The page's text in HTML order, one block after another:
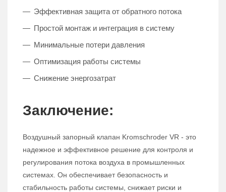
Эффективная защита от обратного потока
Простой монтаж и интеграция в систему
Минимальные потери давления
Оптимизация работы системы
Снижение энергозатрат
Заключение:
Воздушный запорный клапан Kromschroder VR - это
надежное и эффективное решение для контроля и
регулирования потока воздуха в промышленных
системах. Он обеспечивает безопасность и
стабильность работы системы, снижает риски и